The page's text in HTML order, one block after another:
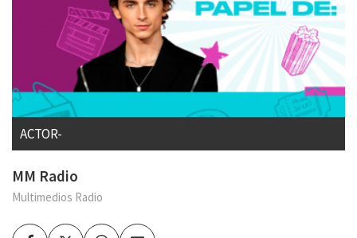
ACTOR-
MM Radio
Multimedios Radio